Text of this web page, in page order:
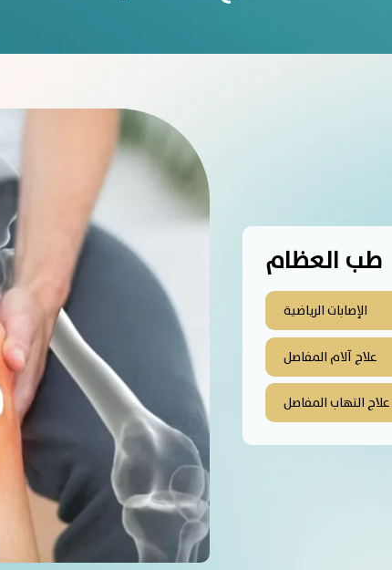
طب العظام
الإصابات الرياضية
علاج آلام المفاصل
علاج التهاب المفاصل